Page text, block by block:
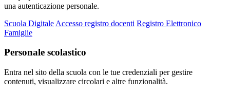
una autenticazione personale.
Scuola Digitale Accesso registro docenti Registro Elettronico
Famiglie
Personale scolastico
Entra nel sito della scuola con le tue credenziali per gestire
contenuti, visualizzare circolari e altre funzionalità.